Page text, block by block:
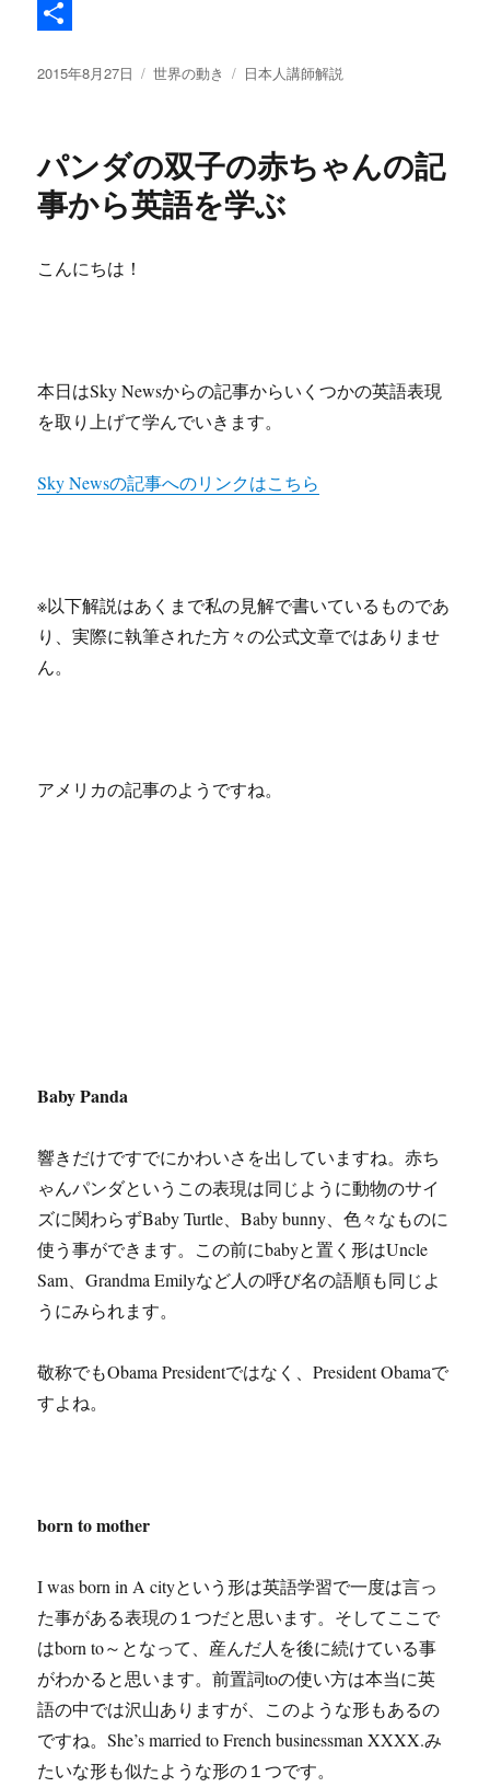
e
c
b
k
a
e
L
n
有
投
2015年8月27日
カ
ー
世界の動き
タ
日本人講師解説
パンダの双子の赤ちゃんの記
事から英語を学ぶ
こんにちは！
本日はSky Newsからの記事からいくつかの英語表現
を取り上げて学んでいきます。
Sky Newsの記事へのリンクはこちら
※以下解説はあくまで私の見解で書いているものであ
り、実際に執筆された方々の公式文章ではありませ
ん。
アメリカの記事のようですね。
Baby Panda
響きだけですでにかわいさを出していますね。赤ち
ゃんパンダというこの表現は同じように動物のサイ
ズに関わらずBaby Turtle、Baby bunny、色々なものに
使う事ができます。この前にbabyと置く形はUncle
Sam、Grandma Emilyなど人の呼び名の語順も同じよ
うにみられます。
敬称でもObama Presidentではなく、President Obamaで
すよね。
born to mother
I was born in A cityという形は英語学習で一度は言っ
た事がある表現の１つだと思います。そしてここで
はborn to～となって、産んだ人を後に続けている事
がわかると思います。前置詞toの使い方は本当に英
語の中では沢山ありますが、このような形もあるの
ですね。She’s married to French businessman XXXX.み
たいな形も似たような形の１つです。